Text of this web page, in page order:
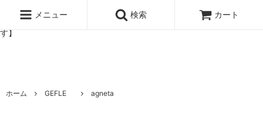
ッタのオンラインストア【アラビア,クイストゴーなどの北欧ヴィンテ
ージ食器,雅峰窯やソルテグラスジュエリーなどの作家の作品が並びま
す】
メニュー 検索 カート
ホーム GEFLE agneta